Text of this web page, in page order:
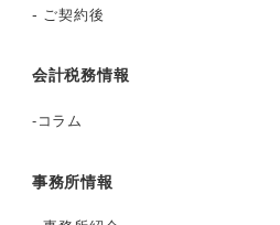
- ご契約後
会計税務情報
-コラム
事務所情報